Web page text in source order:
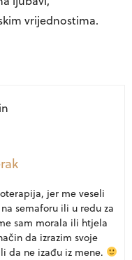
vrijednostima.
jer me veseli
semaforu ili u redu za
sam morala ili htjela
da izrazim svoje
da ne izađu iz mene.